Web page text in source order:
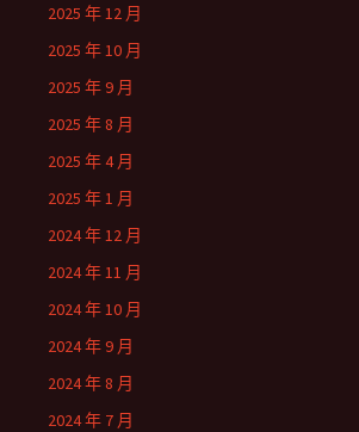
2025 年 12 月
2025 年 10 月
2025 年 9 月
2025 年 8 月
2025 年 4 月
2025 年 1 月
2024 年 12 月
2024 年 11 月
2024 年 10 月
2024 年 9 月
2024 年 8 月
2024 年 7 月